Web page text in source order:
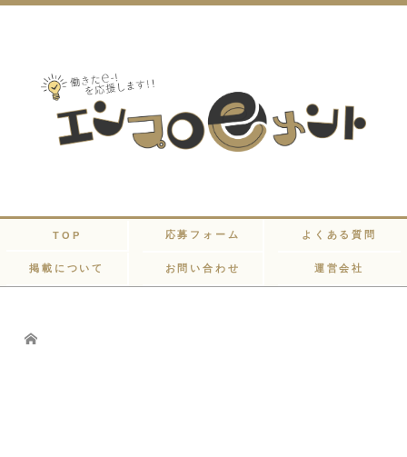
TOP 応募フォーム よくある質問
掲載について お問い合わせ 運営会社
Home